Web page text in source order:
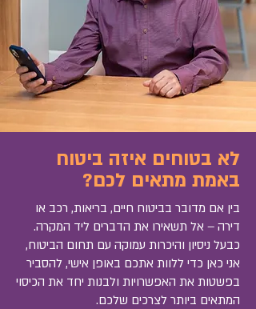
לא בטוחים איזה ביטוח
באמת מתאים לכם?
בין אם מדובר בביטוח חיים, בריאות, רכב או
דירה – אל תשאירו את הדברים ליד המקרה.
כבעל ניסיון והיכרות עמוקה עם תחום הביטוח,
אני כאן כדי ללוות אתכם באופן אישי, להסביר
בפשטות את האפשרויות ולבנות יחד את הכיסוי
המתאים ביותר לצרכים שלכם.